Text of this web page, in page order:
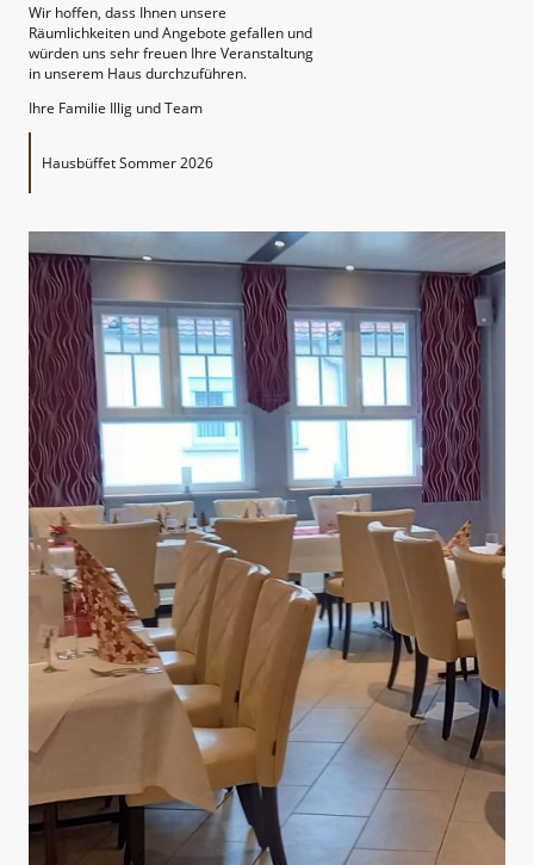
Wir hoffen, dass Ihnen unsere
Räumlichkeiten und Angebote gefallen und
würden uns sehr freuen Ihre Veranstaltung
in unserem Haus durchzuführen.
Ihre Familie Illig und Team
Hausbüffet Sommer 2026